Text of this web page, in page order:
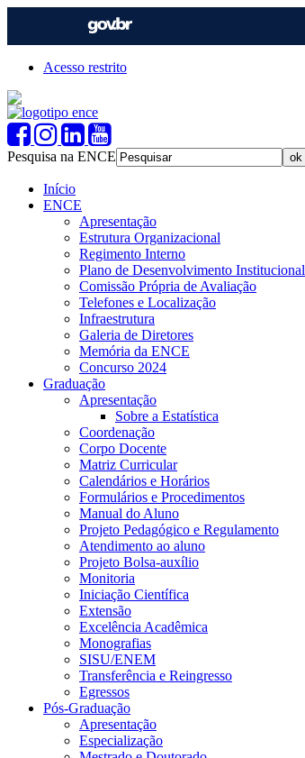
Acesso restrito
Pesquisa na ENCE
Início
ENCE
Apresentação
Estrutura Organizacional
Regimento Interno
Plano de Desenvolvimento Institucional
Comissão Própria de Avaliação
Telefones e Localização
Infraestrutura
Galeria de Diretores
Memória da ENCE
Concurso 2024
Graduação
Apresentação
Sobre a Estatística
Coordenação
Corpo Docente
Matriz Curricular
Calendários e Horários
Formulários e Procedimentos
Manual do Aluno
Projeto Pedagógico e Regulamento
Atendimento ao aluno
Projeto Bolsa-auxílio
Monitoria
Iniciação Científica
Extensão
Excelência Acadêmica
Monografias
SISU/ENEM
Transferência e Reingresso
Egressos
Pós-Graduação
Apresentação
Especialização